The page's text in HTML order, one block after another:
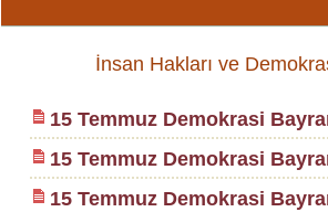
İnsan Hakları ve
15 Temmuz Demokrasi
15 Temmuz Demokrasi
15 Temmuz Demokrasi